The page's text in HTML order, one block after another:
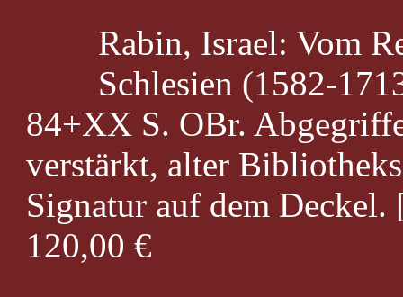
Rabin, Israel: Vom
Schlesien (1582-
84+XX S. OBr.
verstärkt, alter
Signatur auf dem
120,00 €